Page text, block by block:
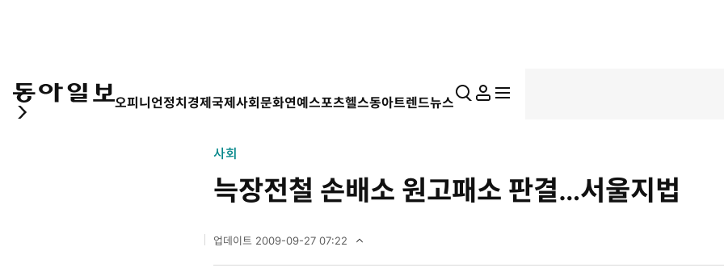
오피니언정치경제국제사회문화연예스포츠헬스동아트렌드뉴스 통 마
지
전
펼
치
사회
늑장전철 손배소 원고패소 판결…서울지법
업데이트 2009-09-27 07:22